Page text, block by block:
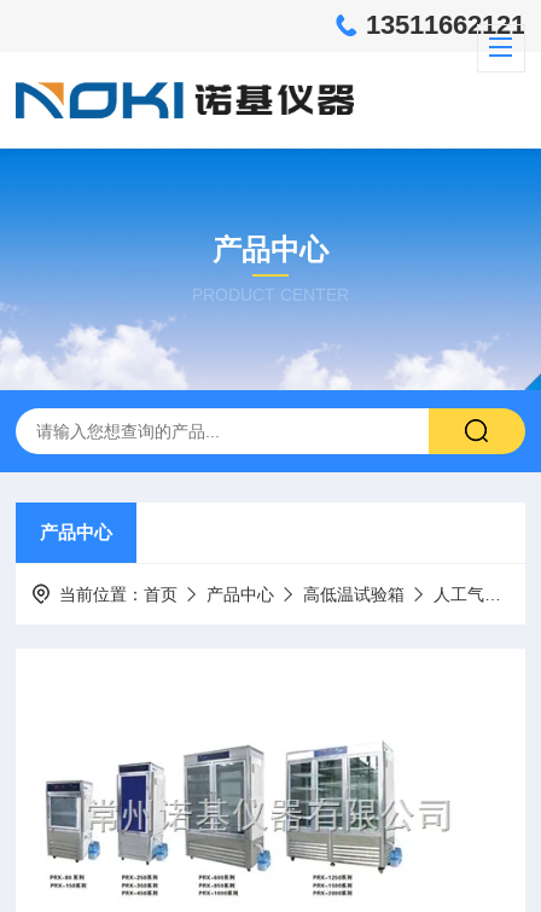
13511662121
产品中心
PRODUCT CENTER
产品中心
当前位置：首页 产品中心 高低温试验箱 人工气候箱